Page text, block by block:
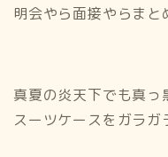
明会やら面接やらまと
真夏の炎天下でも真
スーツケースをガラガ